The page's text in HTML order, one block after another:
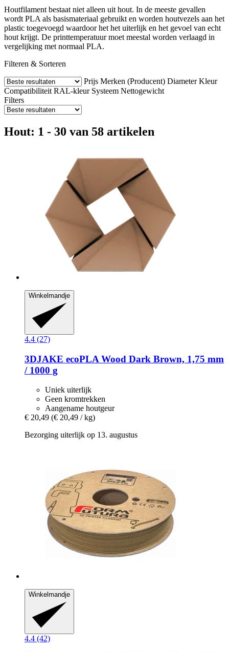
Houtfilament bestaat niet alleen uit hout. In de meeste gevallen
wordt PLA als basismateriaal gebruikt en worden houtvezels aan het
plastic toegevoegd waardoor het het uiterlijk en het gevoel van echt
hout krijgt. De printtemperatuur moet meestal worden verlaagd in
vergelijking met normaal PLA.
Filteren & Sorteren
Prijs Merken (Producent) Diameter Kleur
Compatibiliteit RAL-kleur Systeem Nettogewicht
Filters
Hout: 1 - 30 van 58 artikelen
Winkelmandje
4.4 (27)
3DJAKE ecoPLA Wood Dark Brown, 1,75 mm
/ 1000 g
Uniek uiterlijk
Geen kromtrekken
Aangename houtgeur
€ 20,49 (€ 20,49 / kg)
Bezorging uiterlijk op 13. augustus
Winkelmandje
4.4 (42)